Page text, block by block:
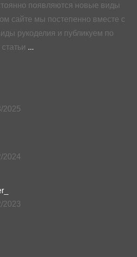
появляются новые виды
сайте мы постепенно вместе с
рукоделия и публикуем по
...
2025
2024
2023